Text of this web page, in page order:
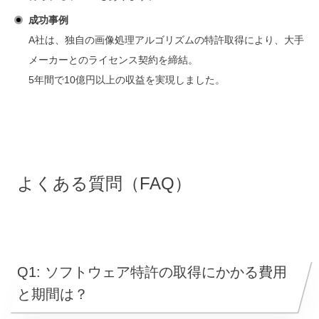
成功事例
A社は、独自の画像処理アルゴリズムの特許取得により、大手
メーカーとのライセンス契約を締結。
5年間で10億円以上の収益を実現しました。
よくある質問（FAQ）
Q1: ソフトウェア特許の取得にかかる費用
と期間は？